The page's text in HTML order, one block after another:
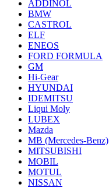
ADDINOL
BMW
CASTROL
ELF
ENEOS
FORD FORMULA
GM
Hi-Gear
HYUNDAI
IDEMITSU
Liqui Moly
LUBEX
Mazda
MB (Mercedes-Вenz)
MITSUBISHI
MOBIL
MOTUL
NISSAN